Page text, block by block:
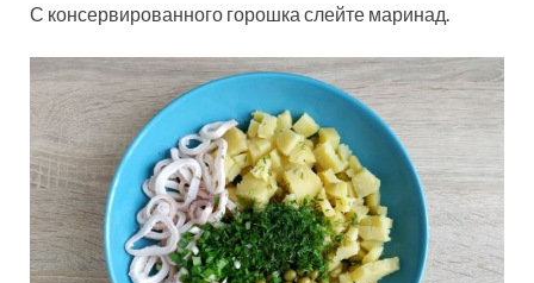
С консервированного горошка слейте маринад.